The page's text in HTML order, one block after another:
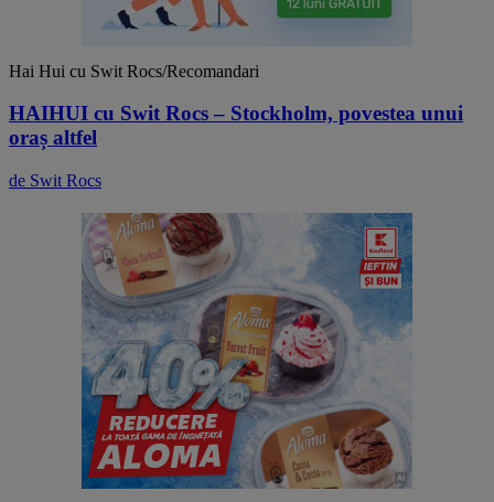
Hai Hui cu Swit Rocs/Recomandari
HAIHUI cu Swit Rocs – Stockholm, povestea unui
oraș altfel
de Swit Rocs